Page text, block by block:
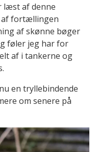
læst af denne
af fortællingen
af skønne bøger
føler jeg har for
af i tankerne og
en tryllebindende
om senere på